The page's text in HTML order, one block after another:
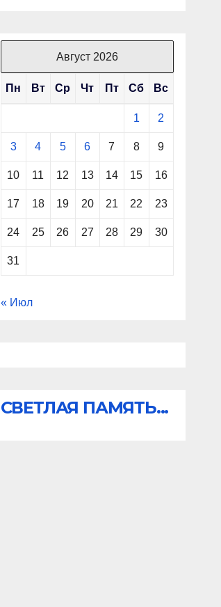
Август 2026
Пн Вт Ср Чт Пт Сб Вс
1 2
3 4 5 6 7 8 9
10 11 12 13 14 15 16
17 18 19 20 21 22 23
24 25 26 27 28 29 30
31
« Июл
СВЕТЛАЯ ПАМЯТЬ...